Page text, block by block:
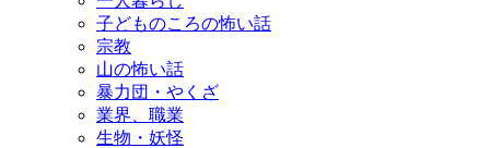
子どものころの怖い話
宗教
山の怖い話
暴力団・やくざ
業界、職業
生物・妖怪